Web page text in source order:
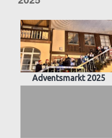
Adventsmarkt 2025